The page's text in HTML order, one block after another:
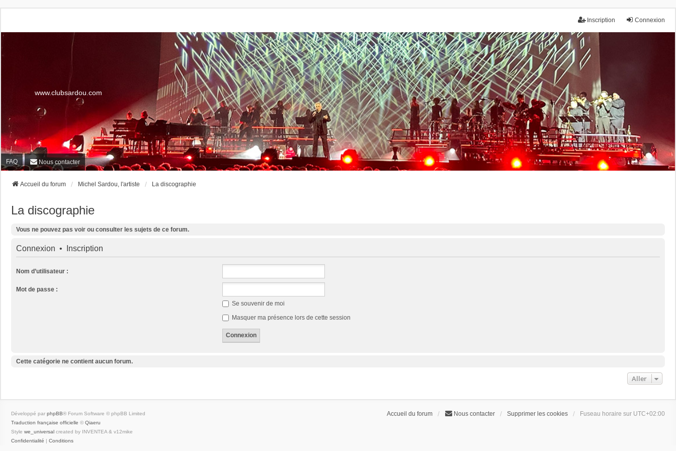
Connexion
Inscription
www.clubsardou.com
FAQ Nous contacter
Accueil du forum Michel Sardou, l'artiste La discographie
La discographie
Vous ne pouvez pas voir ou consulter les sujets de ce forum.
Connexion • Inscription
Nom d’utilisateur :
Mot de passe :
Se souvenir de moi
Masquer ma présence lors de cette session
Cette catégorie ne contient aucun forum.
Aller
Accueil du forum Nous contacter Supprimer les cookies Fuseau horaire sur UTC+02:00
Développé par phpBB® Forum Software © phpBB Limited
Traduction française officielle © Qiaeru
Style we_universal created by INVENTEA & v12mike
Confidentialité | Conditions